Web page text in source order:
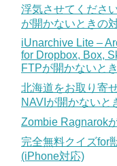
浮気させてくださ
が開かないときの
iUnarchive Lite –
for Dropbox, Box,
FTPが開かないと
北海道をお取り寄
NAVIが開かないと
Zombie Ragnarok
完全無料クイズfor
(iPhone対応)